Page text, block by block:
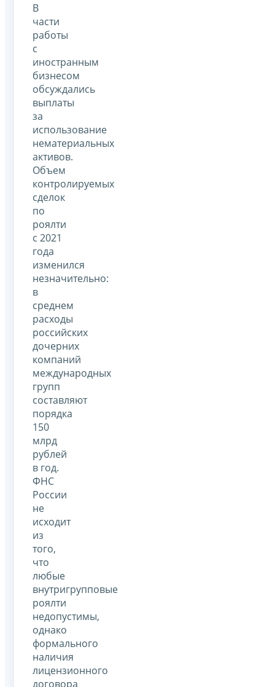
В
части
работы
с
иностранным
бизнесом
обсуждались
выплаты
за
использование
нематериальных
активов.
Объем
контролируемых
сделок
по
роялти
с 2021
года
изменился
незначительно:
в
среднем
расходы
российских
дочерних
компаний
международных
групп
составляют
порядка
150
млрд
рублей
в год.
ФНС
России
не
исходит
из
того,
что
любые
внутригрупповые
роялти
недопустимы,
однако
формального
наличия
лицензионного
договора